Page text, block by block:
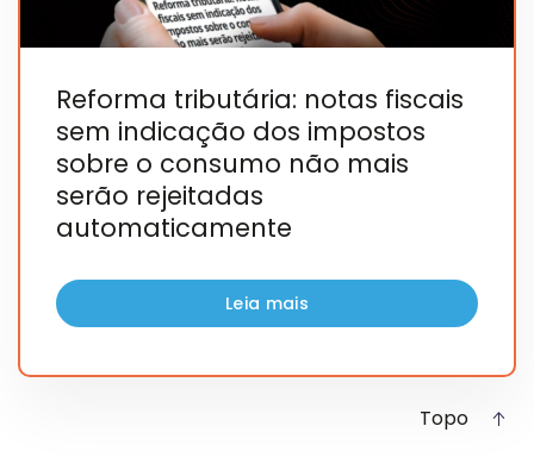
Reforma tributária: notas fiscais
sem indicação dos impostos
sobre o consumo não mais
serão rejeitadas
automaticamente
Leia mais
Topo